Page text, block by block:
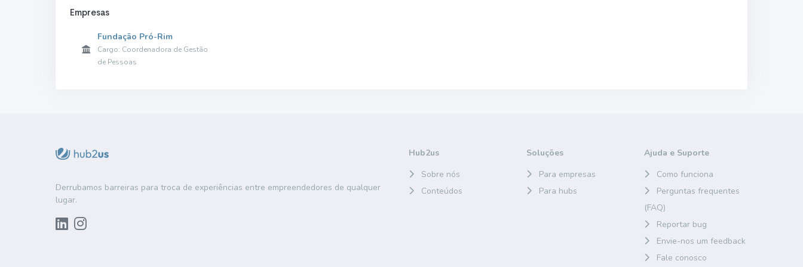
Empresas
Fundação Pró-Rim
Cargo: Coordenadora de Gestão
de Pessoas
Derrubamos barreiras para troca de experiências entre empreendedores de qualquer
lugar.
Hub2us
Sobre nós
Conteúdos
Soluções
Para empresas
Para hubs
Ajuda e Suporte
Como funciona
Perguntas frequentes
(FAQ)
Reportar bug
Envie-nos um feedback
Fale conosco